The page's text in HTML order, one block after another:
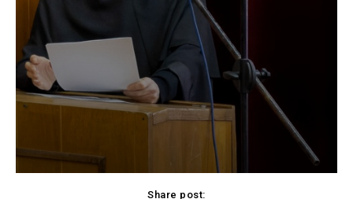
Share post: